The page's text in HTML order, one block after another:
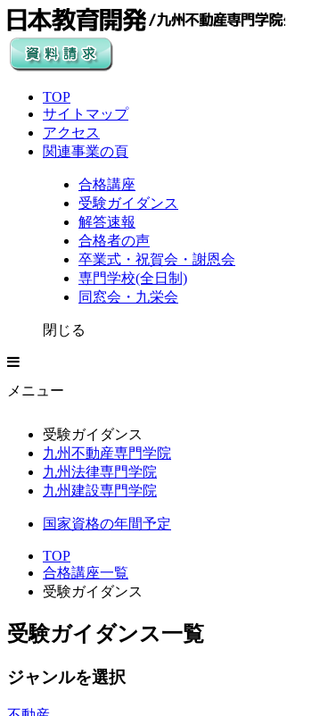
TOP
サイトマップ
アクセス
関連事業の頁
合格講座
受験ガイダンス
解答速報
合格者の声
卒業式・祝賀会・謝恩会
専門学校(全日制)
同窓会・九栄会
閉じる
メニュー
受験ガイダンス
九州不動産専門学院
九州法律専門学院
九州建設専門学院
国家資格の年間予定
TOP
合格講座一覧
受験ガイダンス
受験ガイダンス一覧
ジャンルを選択